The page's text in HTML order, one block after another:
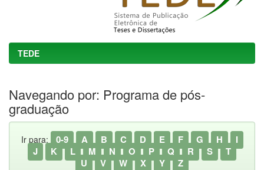
TEDE
Navegando por: Programa de pós-
graduação
Ir para: 0-9 A B C D E F G H
I
J
K L M N O P Q R S
T
U
V W X Y Z